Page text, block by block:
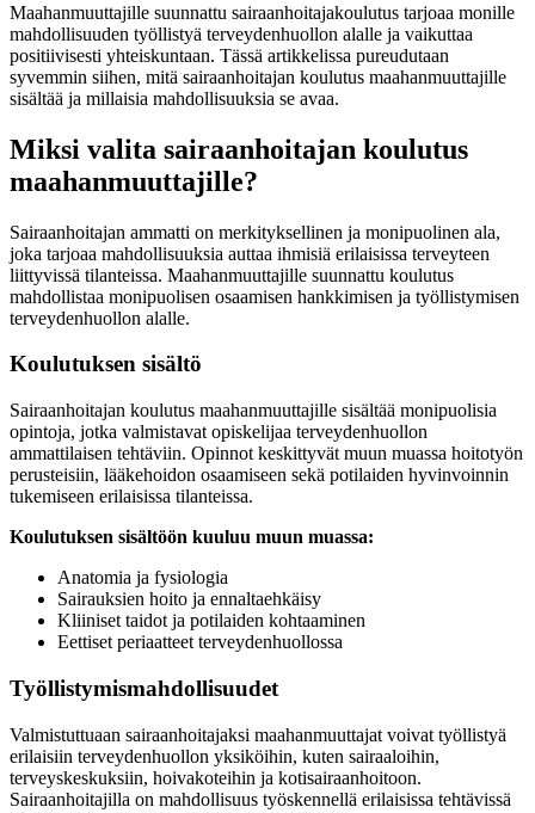
Maahanmuuttajille suunnattu sairaanhoitajakoulutus tarjoaa monille
mahdollisuuden työllistyä terveydenhuollon alalle ja vaikuttaa
positiivisesti yhteiskuntaan. Tässä artikkelissa pureudutaan
syvemmin siihen, mitä sairaanhoitajan koulutus maahanmuuttajille
sisältää ja millaisia mahdollisuuksia se avaa.
Miksi valita sairaanhoitajan koulutus
maahanmuuttajille?
Sairaanhoitajan ammatti on merkityksellinen ja monipuolinen ala,
joka tarjoaa mahdollisuuksia auttaa ihmisiä erilaisissa terveyteen
liittyvissä tilanteissa. Maahanmuuttajille suunnattu koulutus
mahdollistaa monipuolisen osaamisen hankkimisen ja työllistymisen
terveydenhuollon alalle.
Koulutuksen sisältö
Sairaanhoitajan koulutus maahanmuuttajille sisältää monipuolisia
opintoja, jotka valmistavat opiskelijaa terveydenhuollon
ammattilaisen tehtäviin. Opinnot keskittyvät muun muassa hoitotyön
perusteisiin, lääkehoidon osaamiseen sekä potilaiden hyvinvoinnin
tukemiseen erilaisissa tilanteissa.
Koulutuksen sisältöön kuuluu muun muassa:
Anatomia ja fysiologia
Sairauksien hoito ja ennaltaehkäisy
Kliiniset taidot ja potilaiden kohtaaminen
Eettiset periaatteet terveydenhuollossa
Työllistymismahdollisuudet
Valmistuttuaan sairaanhoitajaksi maahanmuuttajat voivat työllistyä
erilaisiin terveydenhuollon yksiköihin, kuten sairaaloihin,
terveyskeskuksiin, hoivakoteihin ja kotisairaanhoitoon.
Sairaanhoitajilla on mahdollisuus työskennellä erilaisissa tehtävissä